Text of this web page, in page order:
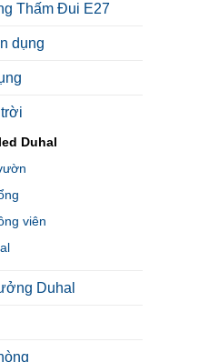
Thấm Đui E27
dụng
Duhal
viên
Duhal